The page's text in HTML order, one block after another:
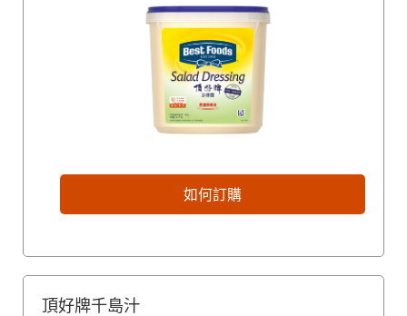
如何訂購
頂好牌千島汁